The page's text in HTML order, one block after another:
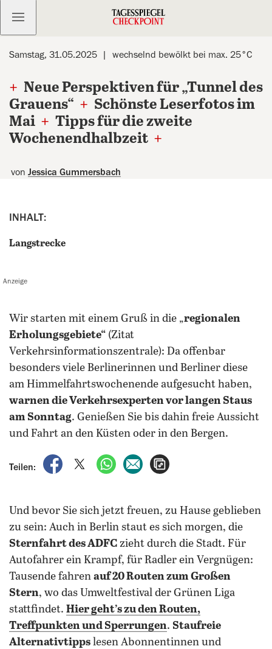
Kostenlos anmelden
Samstag, 31.05.2025 wechselnd bewölkt bei max. 25°C
+ Neue Perspektiven für „Tunnel des
Grauens“ + Schönste Leserfotos im
Mai + Tipps für die zweite
Wochenendhalbzeit +
von Jessica Gummersbach
INHALT:
Langstrecke
Anzeige
wir starten mit einem Gruß in die „regionalen
Erholungsgebiete“ (Zitat
Verkehrsinformationszentrale): Da offenbar
besonders viele Berlinerinnen und Berliner diese
am Himmelfahrtswochenende aufgesucht haben,
warnen die Verkehrsexpertenvor langen Staus
am Sonntag. Genießen Sie bis dahin freie Aussicht
und Fahrt an den Küsten oder in den Bergen.
Teilen:
auf Facebook teilen
auf X teilenper WhatsApp teilen
per E-Mail teilen
Und bevor Sie sich jetzt freuen, zu Hause geblieben
zu sein: Auch in Berlin staut es sich morgen, die
Sternfahrt des ADFC zieht durch die Stadt. Für
Autofahrer ein Krampf, für Radler ein Vergnügen:
Tausende fahren auf 20 Routen zum Großen
Stern, wo das Umweltfestival der Grünen Liga
stattfindet. Hier geht’s zu den Routen,
Treffpunkten und Sperrungen. Staufreie
Alternativtipps lesen Abonnentinnen und